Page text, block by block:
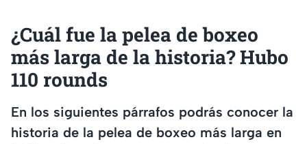
¿Cuál fue la pelea de boxeo
más larga de la historia? Hubo
110 rounds
En los siguientes párrafos podrás conocer la
historia de la pelea de boxeo más larga en